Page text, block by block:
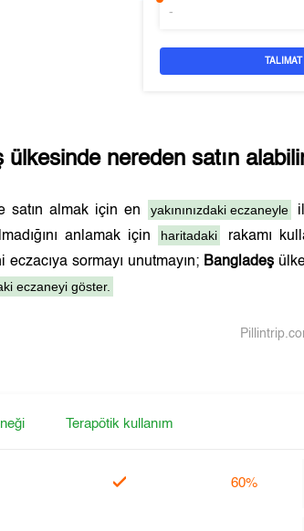
-
TALIMAT
ülkesinde nereden satın
satın almak için en yakınınızdaki eczaneyle
anlamak için haritadaki
rakamı
sormayı unutmayın; Bangladeş
eczaneyi göster.
Terapötik kullanım
60%